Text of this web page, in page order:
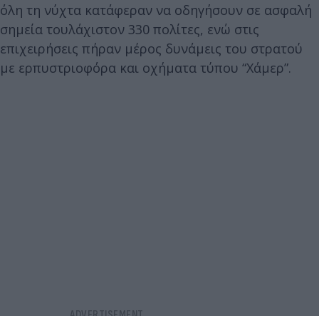
όλη τη νύχτα κατάφεραν να οδηγήσουν σε ασφαλή
σημεία τουλάχιστον 330 πολίτες, ενώ στις
επιχειρήσεις πήραν μέρος δυνάμεις του στρατού
με ερπυστριοφόρα και οχήματα τύπου “Χάμερ”.